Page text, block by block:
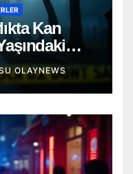
Kan
OLAYNEWS